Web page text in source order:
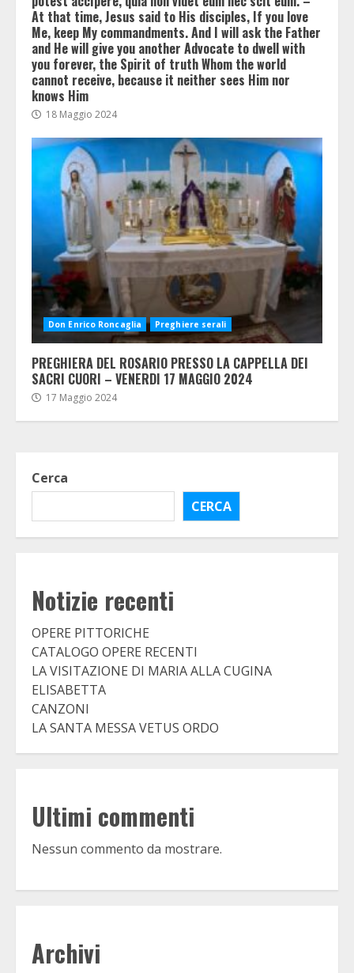
At that time, Jesus said to His disciples, If you love
Me, keep My commandments. And I will ask the Father
and He will give you another Advocate to dwell with
you forever, the Spirit of truth Whom the world
cannot receive, because it neither sees Him nor
knows Him
18 Maggio 2024
Don Enrico Roncaglia Preghiere serali
PREGHIERA DEL ROSARIO PRESSO LA CAPPELLA DEI
SACRI CUORI – VENERDI 17 MAGGIO 2024
17 Maggio 2024
Cerca
CERCA
Notizie recenti
OPERE PITTORICHE
CATALOGO OPERE RECENTI
LA VISITAZIONE DI MARIA ALLA CUGINA
ELISABETTA
CANZONI
LA SANTA MESSA VETUS ORDO
Ultimi commenti
Nessun commento da mostrare.
Archivi